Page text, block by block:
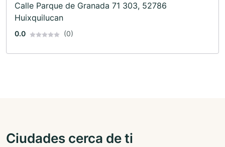
Calle Parque de Granada 71 303, 52786
Huixquilucan
0.0 (0)
Ciudades cerca de ti